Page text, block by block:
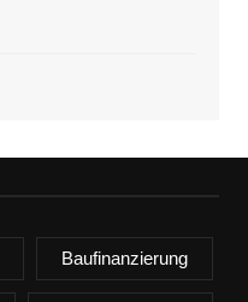
Baufinanzierung